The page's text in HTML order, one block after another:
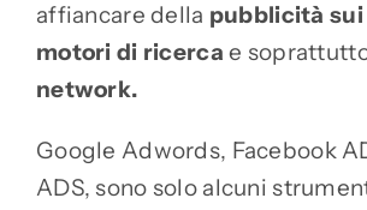
affiancare della pubblicità
motori di ricerca e
network.
Google Adwords, Facebook
ADS, sono solo alcuni